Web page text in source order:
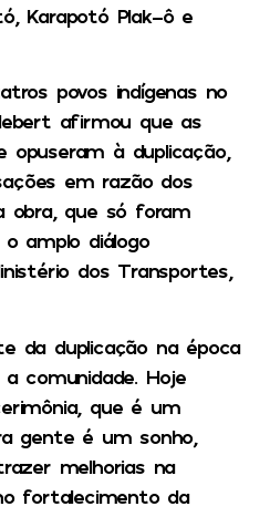
Karapotó Plak-ô e
povos indígenas no
afirmou que as
opuseram à duplicação,
em razão dos
obra, que só foram
amplo diálogo
dos Transportes,
da duplicação na época
comunidade. Hoje
que é um
gente é um sonho,
melhorias na
fortalecimento da